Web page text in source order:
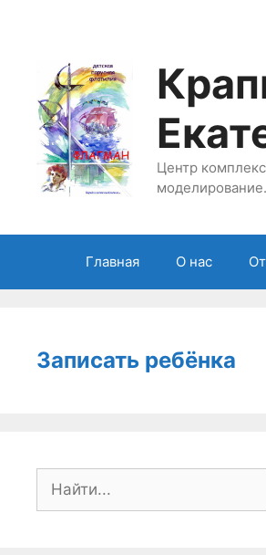
Центр
моделирование.
Главная О нас
Записать ребёнка
Поиск: